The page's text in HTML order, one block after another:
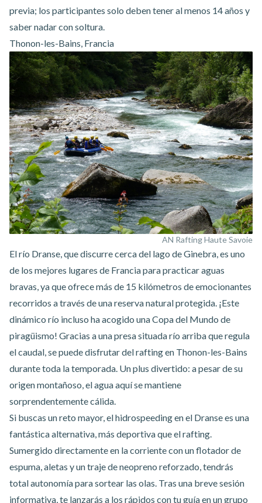
previa; los participantes solo deben tener al menos 14 años y
saber nadar con soltura.
Thonon-les-Bains, Francia
AN Rafting Haute Savoie
El río Dranse, que discurre cerca del lago de Ginebra, es uno
de los mejores lugares de Francia para practicar aguas
bravas, ya que ofrece más de 15 kilómetros de emocionantes
recorridos a través de una reserva natural protegida. ¡Este
dinámico río incluso ha acogido una Copa del Mundo de
piragüismo! Gracias a una presa situada río arriba que regula
el caudal, se puede disfrutardel rafting en Thonon-les-Bains
durantetoda la temporada. Un plus divertido: a pesar de su
origen montañoso, el agua aquí se mantiene
sorprendentemente cálida.
Si buscas un reto mayor,el hidrospeeding en el Dransees una
fantástica alternativa, más deportiva que el rafting.
Sumergido directamente en la corriente con un flotador de
espuma, aletas y un traje de neopreno reforzado, tendrás
total autonomía para sortear las olas. Tras una breve sesión
informativa, te lanzarás a los rápidos con tu guía en un grupo